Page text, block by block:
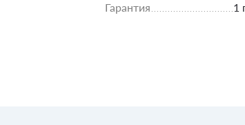
Гарантия
1